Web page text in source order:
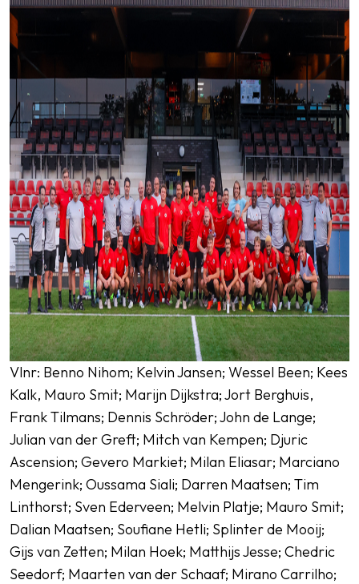
Vlnr: Benno Nihom; Kelvin Jansen; Wessel Been; Kees
Kalk, Mauro Smit; Marijn Dijkstra; Jort Berghuis,
Frank Tilmans; Dennis Schröder; John de Lange;
Julian van der Greft; Mitch van Kempen; Djuric
Ascension; Gevero Markiet; Milan Eliasar; Marciano
Mengerink; Oussama Siali; Darren Maatsen; Tim
Linthorst; Sven Ederveen; Melvin Platje; Mauro Smit;
Dalian Maatsen; Soufiane Hetli; Splinter de Mooij;
Gijs van Zetten; Milan Hoek; Matthijs Jesse; Chedric
Seedorf; Maarten van der Schaaf; Mirano Carrilho;